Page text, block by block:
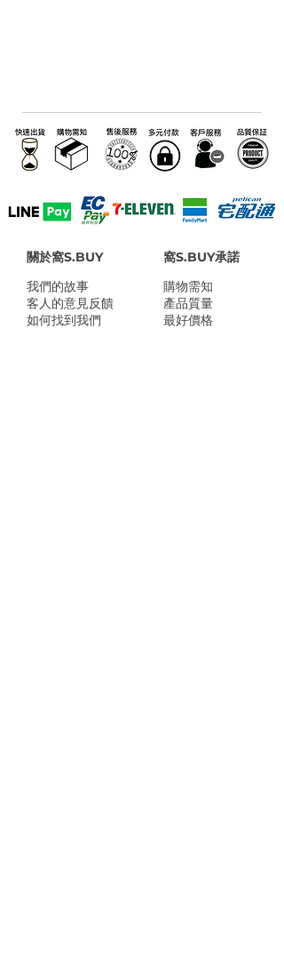
關於窩S.BUY
我們的故事
客人的意見反饋
如何找到我們
窩S.BUY承諾
​購物需知
產品質量
最好價格